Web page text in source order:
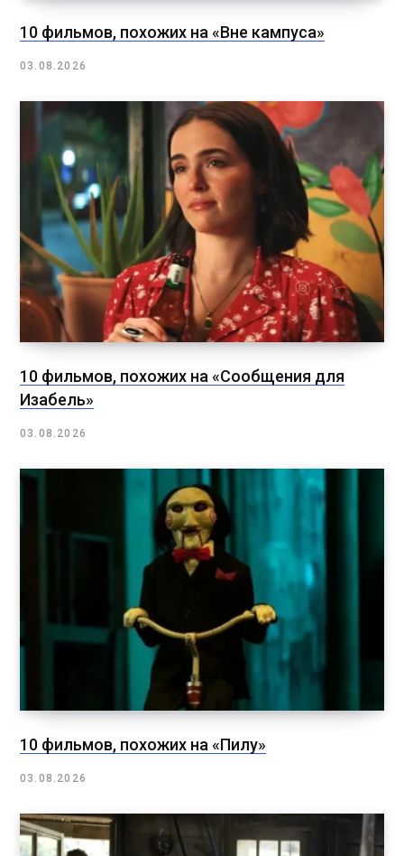
10 фильмов, похожих на «Вне кампуса»
03.08.2026
10 фильмов, похожих на «Сообщения для
Изабель»
03.08.2026
10 фильмов, похожих на «Пилу»
03.08.2026